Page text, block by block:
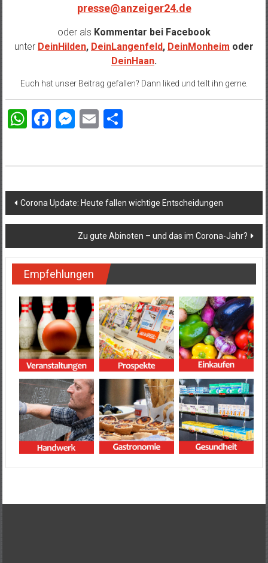
presse@anzeiger24.de
oder als Kommentar bei Facebook
unter DeinHilden, DeinLangenfeld, DeinMonheim oder
DeinHaan.
Euch hat unser Beitrag gefallen? Dann liked und teilt ihn gerne.
WhatsApp
Facebook
Messenger
EmailTeilen
Beitragsnavigation
Corona Update: Heute fallen wichtige Entscheidungen
Zu gute Abinoten – und das im Corona-Jahr?
Empfehlungen